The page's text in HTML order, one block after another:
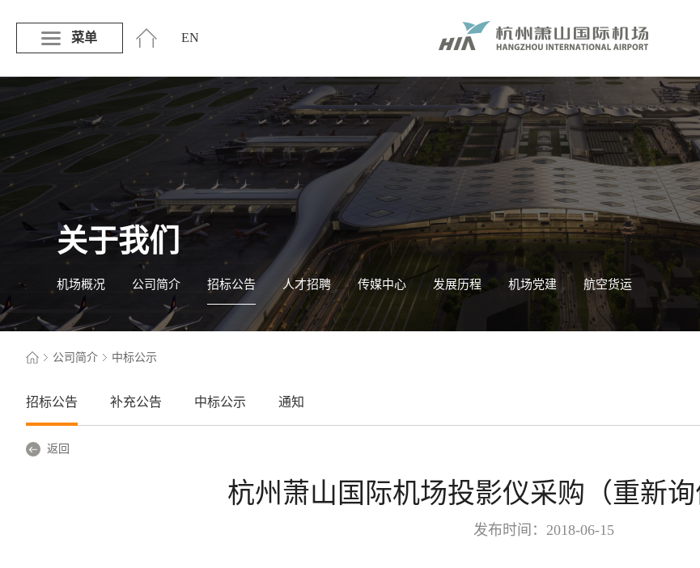
菜单 EN
关于我们
机场概况 公司简介 招标公告 人才招聘 传媒中心 发展历程 机场党建 航空货运
公司简介 中标公示
招标公告 补充公告 中标公示 通知
返回
杭州萧山国际机场投影仪采购（重新
发布时间：2018-06-15